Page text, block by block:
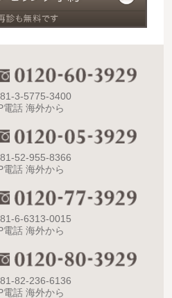
3-5775-3400
電話 海外から
52-955-8366
電話 海外から
6-6313-0015
電話 海外から
82-236-6136
電話 海外から